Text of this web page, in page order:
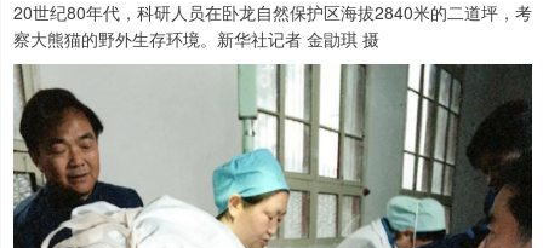
20世纪80年代，科研人员在卧龙自然保护区海拔2840米的二道坪，考
察大熊猫的野外生存环境。新华社记者 金勖琪 摄